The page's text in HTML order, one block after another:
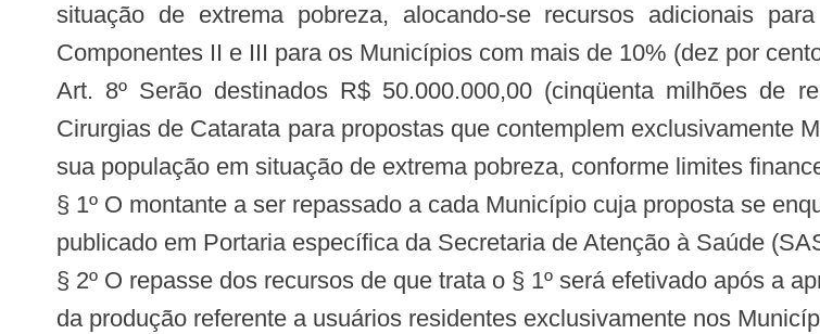
situação de extrema pobreza, alocando-se recursos adicionais
Componentes II e III para os Municípios com mais de 10% (dez por
Art. 8º Serão destinados R$ 50.000.000,00 (cinqüenta milhões de
Cirurgias de Catarata para propostas que contemplem exclusivamente
sua população em situação de extrema pobreza, conforme limites
§ 1º O montante a ser repassado a cada Município cuja proposta se
publicado em Portaria específica da Secretaria de Atenção à Saúde
§ 2º O repasse dos recursos de que trata o § 1º será efetivado após a
da produção referente a usuários residentes exclusivamente nos